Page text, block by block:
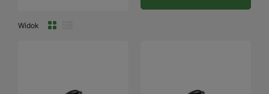
Widok